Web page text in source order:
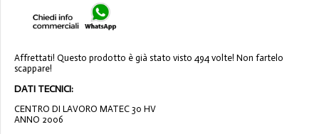
Affrettati! Questo prodotto è già stato visto 494 volte! Non fartelo
scappare!
DATI TECNICI:
CENTRO DI LAVORO MATEC 30 HV
ANNO 2006